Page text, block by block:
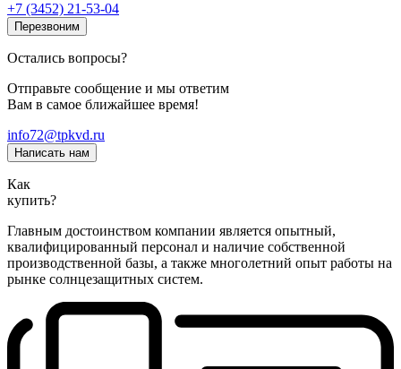
+7 (3452) 21-53-04
Перезвоним
Остались вопросы?
Отправьте сообщение и мы ответим
Вам в самое ближайшее время!
info72@tpkvd.ru
Написать нам
Как
купить?
Главным достоинством компании является опытный,
квалифицированный персонал и наличие собственной
производственной базы, а также многолетний опыт работы на
рынке солнцезащитных систем.